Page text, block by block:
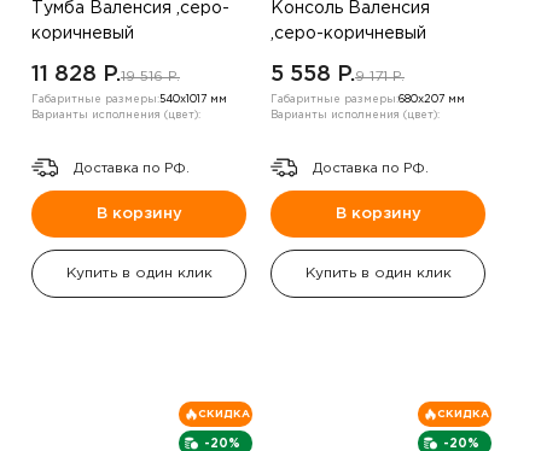
Тумба Валенсия ,серо-
коричневый
11 828 P.19 516 P.
Габаритные размеры:540х1017 мм
Варианты исполнения (цвет):
Доставка по РФ.
В корзину
Купить в один клик
Консоль Валенсия
,серо-коричневый
5 558 P.9 171 P.
Габаритные размеры:680х207 мм
Варианты исполнения (цвет):
Доставка по РФ.
В корзину
Купить в один клик
-20%
СКИДКА
-20%
СКИДКА